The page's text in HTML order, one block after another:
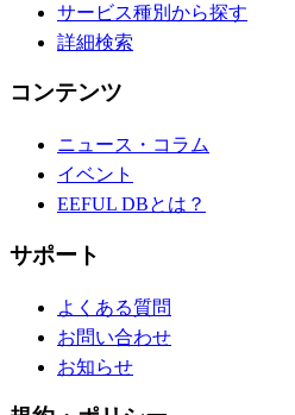
サービス種別から探す
詳細検索
コンテンツ
ニュース・コラム
イベント
EEFUL DBとは？
サポート
よくある質問
お問い合わせ
お知らせ